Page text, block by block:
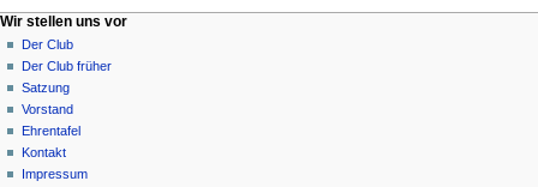
N
a
v
g
a
Seitenaktionen
Seite
Diskussion
Lesen
Quelltext
anzeigen
Versionsgeschichte
Meine Werkzeuge
Anmelden
Wir stellen uns vor
Der Club
Der Club früher
Satzung
Vorstand
Ehrentafel
Kontakt
Impressum